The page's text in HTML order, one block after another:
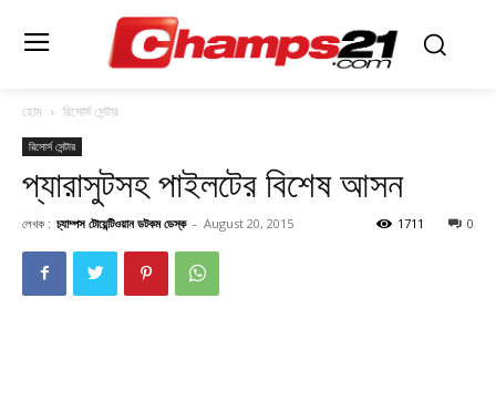
হোম রিসোর্স সেন্টার
রিসোর্স সেন্টার
প্যারাসুটসহ পাইলটের বিশেষ আসন
লেখক : চ্যাম্পস টোয়েন্টিওয়ান ডটকম ডেস্ক - August 20, 2015 0
1711